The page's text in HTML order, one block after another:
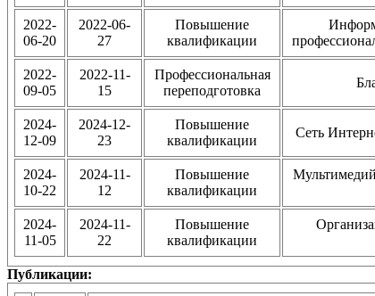
2022-
06-20
2022-06-
27
Повышение
квалификации
2022-
09-05
2022-11-
15
Профессиональная
переподготовка
2024-
12-09
2024-12-
23
Повышение
квалификации
Сеть
2024-
10-22
2024-11-
12
Повышение
квалификации
2024-
11-05
2024-11-
22
Повышение
квалификации
Публикации: